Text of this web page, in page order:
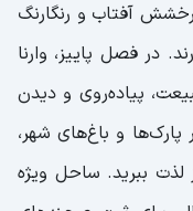
آفتاب و رنگارنگ
در فصل پاییز، وارنا
پیاده‌روی و دیدن
پارک‌ها و باغ‌های شهر،
لذت ببرید. ساحل ویژه